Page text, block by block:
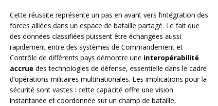
Cette réussite représente un pas en avant vers l’intégration des
forces alliées dans un espace de bataille partagé. Le fait que
des données classifiées puissent être échangées aussi
rapidement entre des systèmes de Commandement et
Contrôle de différents pays démontre une interopérabilité
accrue des technologies de défense, essentielle dans le cadre
d’opérations militaires multinationales. Les implications pour la
sécurité sont vastes : cette capacité offre une vision
instantanée et coordonnée sur un champ de bataille,